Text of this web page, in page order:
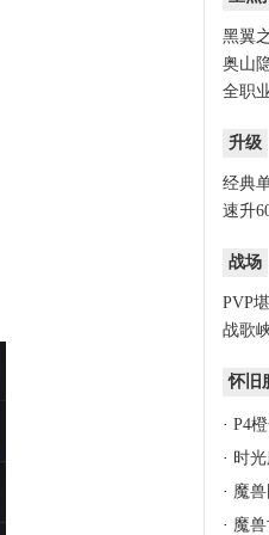
黑翼
奥山
全职
升级
经典
速升
战场
PVP
战歌
怀旧
· P4
· 时光
· 魔兽
· 魔